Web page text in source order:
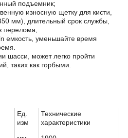
подъемник;
износную щетку для кисти,
мм), длительный срок службы,
перелома;
емкость, уменьшайте время
шасси, может легко пройти
таких как горбыми.
Ед.
изм
Технические
характеристики